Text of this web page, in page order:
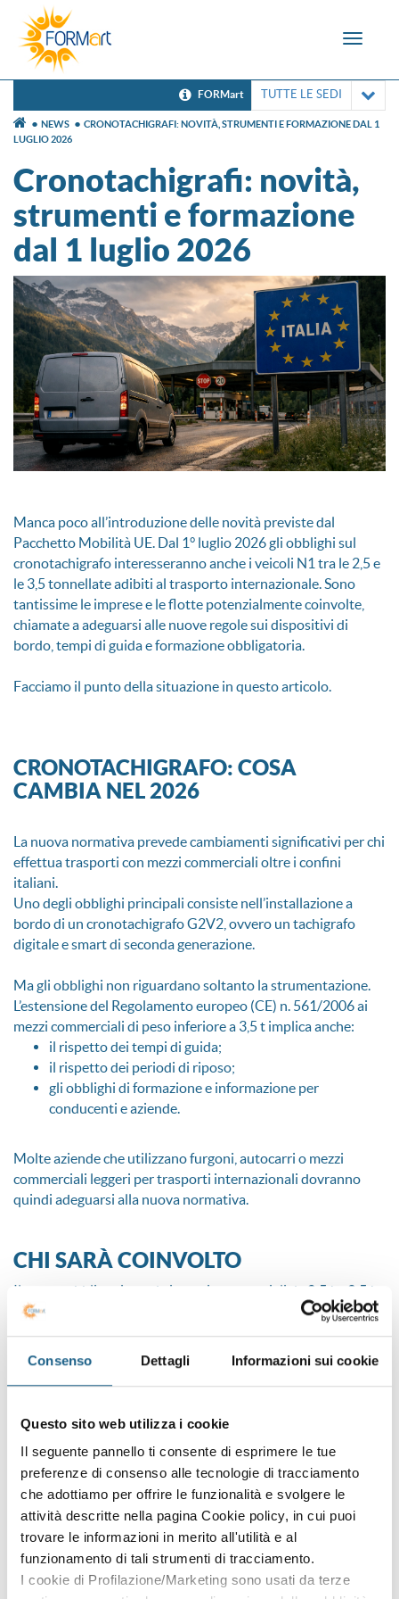
Consenso Dettagli Informazioni sui cookie
Questo sito web utilizza i cookie
Il seguente pannello ti consente di esprimere le tue
preferenze di consenso alle tecnologie di tracciamento
che adottiamo per offrire le funzionalità e svolgere le
attività descritte nella pagina Cookie policy, in cui puoi
trovare le informazioni in merito all'utilità e al
funzionamento di tali strumenti di tracciamento.
I cookie di Profilazione/Marketing sono usati da terze
Toggle
FORMart TUTTE LE SEDI
NEWS
CRONOTACHIGRAFI: NOVITÀ, STRUMENTI E FORMAZIONE DAL 1
LUGLIO 2026
Cronotachigrafi: novità,
strumenti e formazione
dal 1 luglio 2026
Manca poco all’introduzione delle novità previste dal
Pacchetto Mobilità UE. Dal 1° luglio 2026 gli obblighi sul
cronotachigrafo interesseranno anche i veicoli N1 tra le 2,5 e
le 3,5 tonnellate adibiti al trasporto internazionale. Sono
tantissime le imprese e le flotte potenzialmente coinvolte,
chiamate a adeguarsi alle nuove regole sui dispositivi di
bordo, tempi di guida e formazione obbligatoria.
Facciamo il punto della situazione in questo articolo.
CRONOTACHIGRAFO: COSA
CAMBIA NEL 2026
La nuova normativa prevede cambiamenti significativi per chi
effettua trasporti con mezzi commerciali oltre i confini
italiani.
Uno degli obblighi principali consiste nell’installazione a
bordo di un cronotachigrafo G2V2, ovvero un tachigrafo
digitale e smart di seconda generazione.
Ma gli obblighi non riguardano soltanto la strumentazione.
L’estensione del Regolamento europeo (CE) n. 561/2006 ai
mezzi commerciali di peso inferiore a 3,5 t implica anche:
il rispetto dei tempi di guida;
il rispetto dei periodi di riposo;
gli obblighi di formazione e informazione per
conducenti e aziende.
Molte aziende che utilizzano furgoni, autocarri o mezzi
commerciali leggeri per trasporti internazionali dovranno
quindi adeguarsi alla nuova normativa.
CHI SARÀ COINVOLTO
Il nuovo obbligo riguarda i mezzi commerciali da 2,5 t a 3,5 t
ovvero gli autocarri N1 utilizzati per:
un’azienda estera all’interno del territorio di uno Stato
FORMAZIONE E ISTRUZIONE SUL
CRONOTACHIGRAFO
Come abbiamo anticipato, all’installazione del dispositivo, la
normativa prevede il rispetto degli obblighi di formazione e
istruzione già previsti per i mezzi oltre le 3,5t che operano in
ambito internazionale.